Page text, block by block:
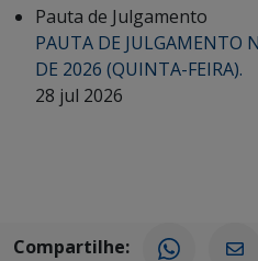
Pauta de Julgamento
PAUTA DE JULGAMENTO
DE 2026 (QUINTA-FEIRA).
28 jul 2026
Compartilhe: